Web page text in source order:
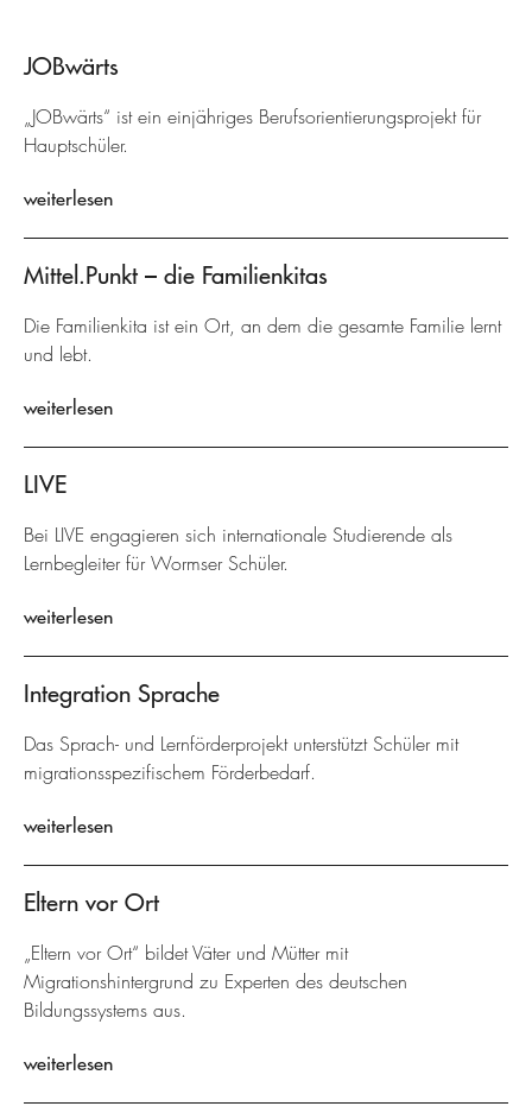
JOBwärts
„JOBwärts“ ist ein einjähriges Berufsorientierungsprojekt für
Hauptschüler.
weiterlesen
Mittel.Punkt – die Familienkitas
Die Familienkita ist ein Ort, an dem die gesamte Familie lernt
und lebt.
weiterlesen
LIVE
Bei LIVE engagieren sich internationale Studierende als
Lernbegleiter für Wormser Schüler.
weiterlesen
Integration Sprache
Das Sprach- und Lernförderprojekt unterstützt Schüler mit
migrationsspezifischem Förderbedarf.
weiterlesen
Eltern vor Ort
„Eltern vor Ort“ bildet Väter und Mütter mit
Migrationshintergrund zu Experten des deutschen
Bildungssystems aus.
weiterlesen